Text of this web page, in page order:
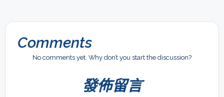
Comments
No comments yet. Why don’t you start the discussion?
發佈留言